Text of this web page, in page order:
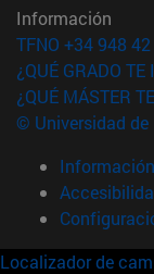
Información
TFNO +34 948
¿QUÉ GRADO TE
¿QUÉ MÁSTER
© Universidad de
Localizador de